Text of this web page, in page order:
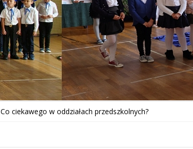
Co ciekawego w oddziałach przedszkolnych?